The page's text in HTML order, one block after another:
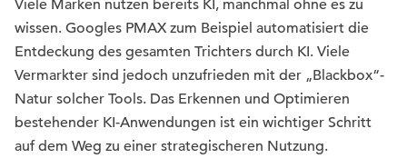
Viele Marken nutzen bereits KI, manchmal ohne es zu
wissen. Googles PMAX zum Beispiel automatisiert die
Entdeckung des gesamten Trichters durch KI. Viele
Vermarkter sind jedoch unzufrieden mit der „Blackbox“-
Natur solcher Tools. Das Erkennen und Optimieren
bestehender KI-Anwendungen ist ein wichtiger Schritt
auf dem Weg zu einer strategischeren Nutzung.